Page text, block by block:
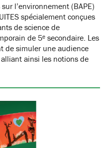
l’environnement (BAPE)
spécialement conçues
de science de
de 5ᵉ secondaire. Les
de simuler une audience
ainsi les notions de